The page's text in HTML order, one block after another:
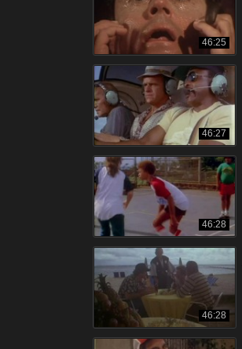
46:25
46:27
46:28
46:28